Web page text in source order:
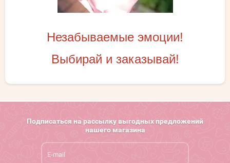
Незабываемые эмоции!
Выбирай и заказывай!
Подписаться на рассылку выгодных предложений
нашего магазина